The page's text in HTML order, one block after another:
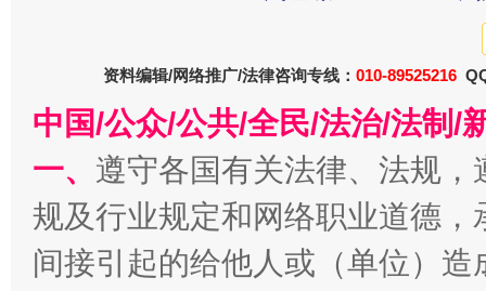
千年窑火 生生不息
资料编辑/网络推广/法律咨询专线： 010-89525216
中国/公众/公共/全民/法治/法制/
一、 遵守各国有关法律、法规
规及行业规定和网络职业道德
间接引起的给他人或（单位）